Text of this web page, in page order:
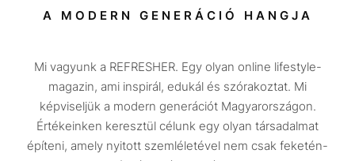
Társadalom
Utazás
Életmód
Design
A MODERN GENERÁCIÓ HANGJA
Mi vagyunk a REFRESHER. Egy olyan online lifestyle-
magazin, ami inspirál, edukál és szórakoztat. Mi
képviseljük a modern generációt Magyarországon.
Értékeinken keresztül célunk egy olyan társadalmat
építeni, amely nyitott szemléletével nem csak feketén-